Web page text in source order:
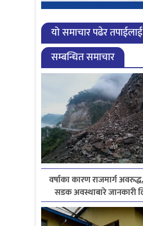
यो समाचार पढेर
सम्बन्धित समाचार
वर्षाका कारण राजमार्ग
सडक अवस्थाबारे जानकारी